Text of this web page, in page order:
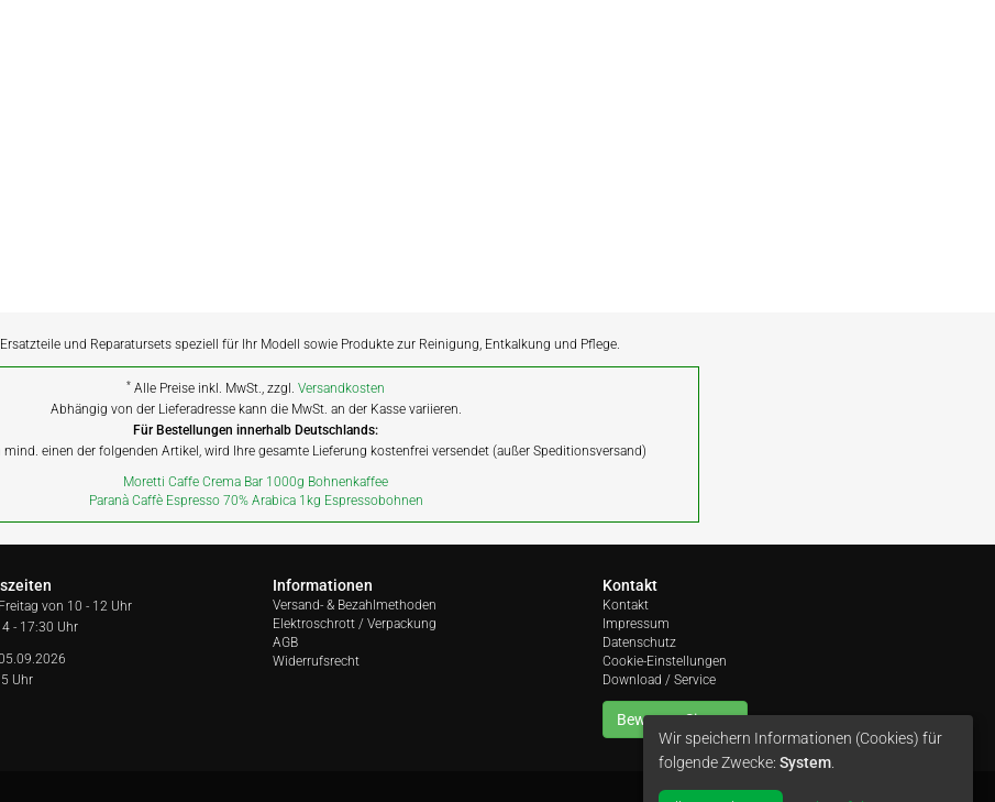
und Reparatursets speziell für Ihr Modell sowie Produkte zur Reinigung, Entkalkung und Pflege.
* Alle Preise inkl. MwSt., zzgl.Versandkosten
Abhängig von der Lieferadresse kann die MwSt. an der Kasse variieren.
Für Bestellungen innerhalb Deutschlands:
mind. einen der folgenden Artikel, wird Ihre gesamte Lieferung kostenfrei versendet (außer Speditionsversand)
Moretti Caffe Crema Bar 1000g Bohnenkaffee
Paranà Caffè Espresso 70% Arabica 1kg Espressobohnen
von 10 - 12 Uhr
- 17:30 Uhr
Uhr
Informationen
Versand- & Bezahlmethoden
Elektroschrott / Verpackung
AGB
Widerrufsrecht
Kontakt
Kontakt
Impressum
Datenschutz
Cookie-Einstellungen
Download / Service
Bewerten Sie uns
Wir speichern Informationen (Cookies) für
folgende Zwecke: System